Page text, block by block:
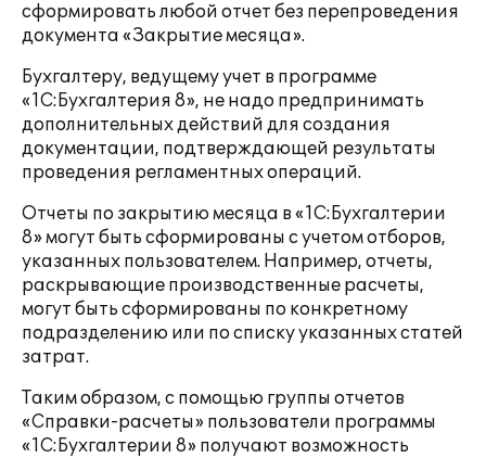
сформировать любой отчет без перепроведения
документа «Закрытие месяца».
Бухгалтеру, ведущему учет в программе
«1С:Бухгалтерия 8», не надо предпринимать
дополнительных действий для создания
документации, подтверждающей результаты
проведения регламентных операций.
Отчеты по закрытию месяца в «1С:Бухгалтерии
8» могут быть сформированы с учетом отборов,
указанных пользователем. Например, отчеты,
раскрывающие производственные расчеты,
могут быть сформированы по конкретному
подразделению или по списку указанных статей
затрат.
Таким образом, с помощью группы отчетов
«Справки-расчеты» пользователи программы
«1С:Бухгалтерии 8» получают возможность